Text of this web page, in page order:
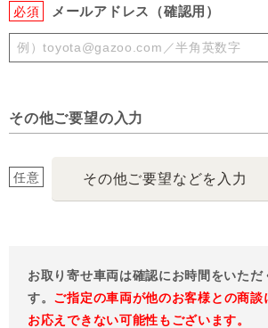
必須 メールアドレス（確認用）
その他ご要望の入力
任意 その他ご要望などを入力
お取り寄せ車両は確認にお時間をいただ
す。 ご指定の車両が他のお客様との商談
お応えできない可能性もございます。